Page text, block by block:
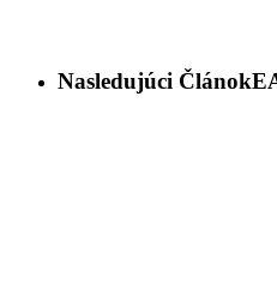
Nasledujúci Článok